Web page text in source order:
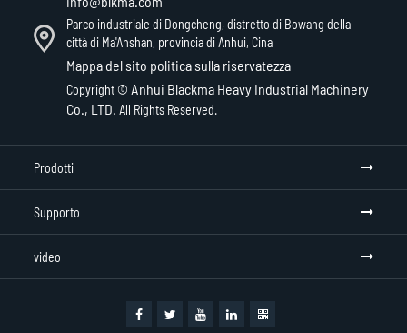
Parco industriale di Dongcheng, distretto di Bowang della
città di Ma'Anshan, provincia di Anhui, Cina
Mappa del sito politica sulla riservatezza
Copyright © Anhui Blackma Heavy Industrial Machinery
Co., LTD. All Rights Reserved.
Prodotti
Supporto
video